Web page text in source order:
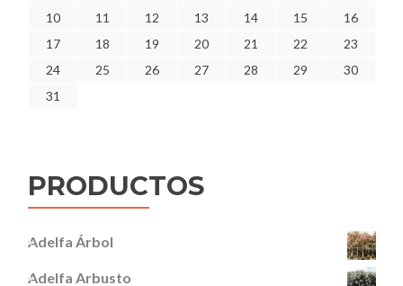
10
11 12 13 14 15
16
17
18 19 20 21 22
23
24
25 26 27 28 29
30
31
PRODUCTOS
Adelfa Árbol
Adelfa Arbusto